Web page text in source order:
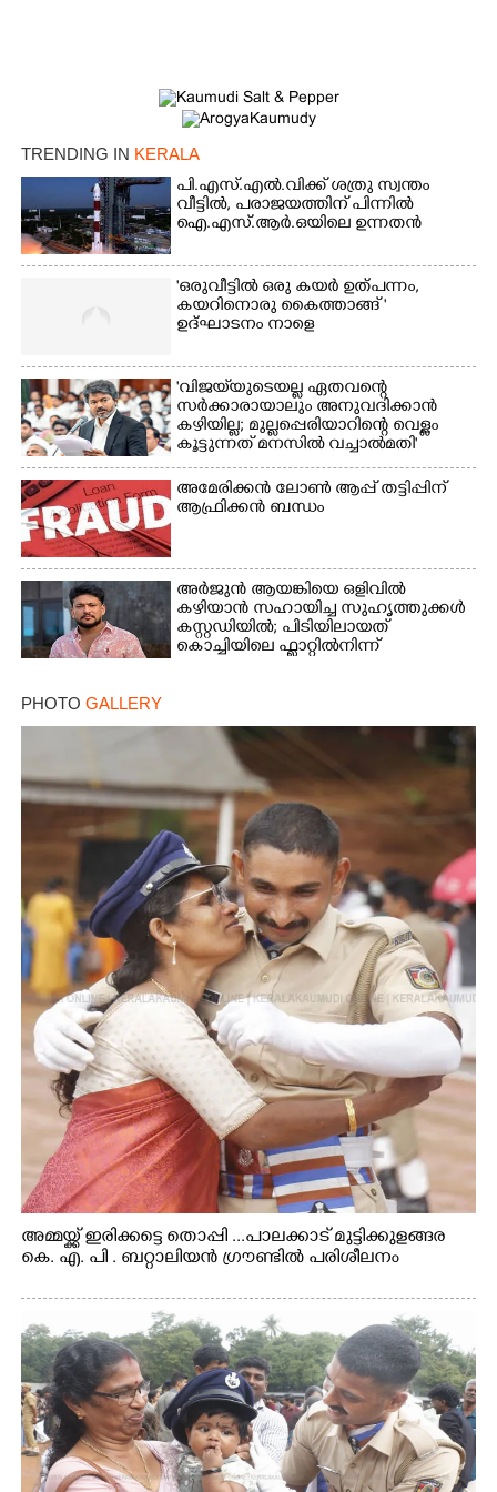
TRENDING IN KERALA
പി.എസ്.എൽ.വിക്ക് ശത്രു സ്വന്തം
വീട്ടിൽ,​ പരാജയത്തിന് പിന്നിൽ
ഐ.എസ്.ആർ.ഒയിലെ ഉന്നതൻ
'ഒരുവീട്ടിൽ ഒരു കയർ ഉത്പന്നം,
കയറിനൊരു കൈത്താങ്ങ് '
ഉദ്ഘാടനം നാളെ
'വിജയ്‌യുടെയല്ല ഏതവന്റെ
സർക്കാരായാലും അനുവദിക്കാൻ
കഴിയില്ല; മുല്ലപ്പെരിയാറിന്റെ വെള്ളം
കൂട്ടുന്നത് മനസിൽ വച്ചാൽമതി'
അമേരിക്കൻ ലോൺ ആപ്പ് തട്ടിപ്പിന്
ആഫ്രിക്കൻ ബന്ധം
അർജുൻ ആയങ്കിയെ ഒളിവിൽ
കഴിയാൻ സഹായിച്ച സുഹൃത്തുക്കൾ
കസ്റ്റഡിയിൽ; പിടിയിലായത്
കൊച്ചിയിലെ ഫ്ലാറ്റിൽനിന്ന്
PHOTO GALLERY
അമ്മയ്ക്ക് ഇരിക്കട്ടെ തൊപ്പി ...പാലക്കാട് മുട്ടിക്കുളങ്ങര
കെ. എ. പി . ബറ്റാലിയൻ ഗ്രൗണ്ടിൽ പരിശീലനം